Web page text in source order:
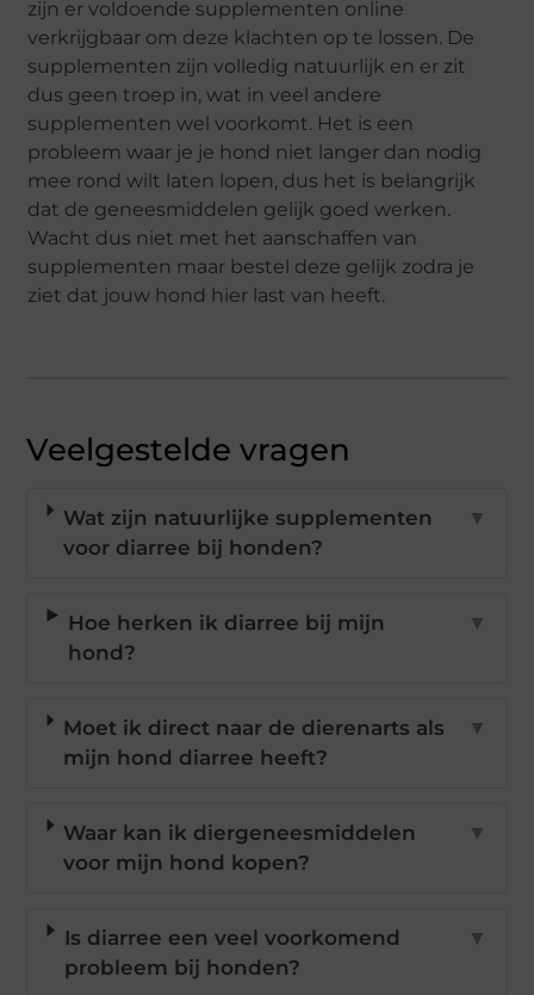
zijn er voldoende supplementen online
verkrijgbaar om deze klachten op te lossen. De
supplementen zijn volledig natuurlijk en er zit
dus geen troep in, wat in veel andere
supplementen wel voorkomt. Het is een
probleem waar je je hond niet langer dan nodig
mee rond wilt laten lopen, dus het is belangrijk
dat de geneesmiddelen gelijk goed werken.
Wacht dus niet met het aanschaffen van
supplementen maar bestel deze gelijk zodra je
ziet dat jouw hond hier last van heeft.
Veelgestelde vragen
Wat zijn natuurlijke supplementen
voor diarree bij honden?
▼
Hoe herken ik diarree bij mijn
hond?
▼
Moet ik direct naar de dierenarts als
mijn hond diarree heeft?
▼
Waar kan ik diergeneesmiddelen
voor mijn hond kopen?
▼
Is diarree een veel voorkomend
probleem bij honden?
▼